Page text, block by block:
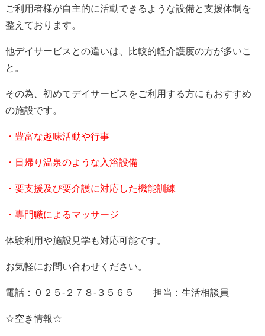
ご利用者様が自主的に活動できるような設備と支援体制を
整えております。
他デイサービスとの違いは、比較的軽介護度の方が多いこ
と。
その為、初めてデイサービスをご利用する方にもおすすめ
の施設です。
・豊富な趣味活動や行事
・日帰り温泉のような入浴設備
・要支援及び要介護に対応した機能訓練
・専門職によるマッサージ
体験利用や施設見学も対応可能です。
お気軽にお問い合わせください。
電話：０２５-２７８-３５６５ 担当：生活相談員
☆空き情報☆